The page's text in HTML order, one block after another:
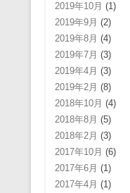
2019年10月 (1)
2019年9月 (2)
2019年8月 (4)
2019年7月 (3)
2019年4月 (3)
2019年2月 (8)
2018年10月 (4)
2018年8月 (5)
2018年2月 (3)
2017年10月 (6)
2017年6月 (1)
2017年4月 (1)